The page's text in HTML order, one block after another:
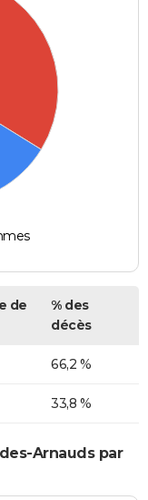
de
% des
décès
66,2 %
33,8 %
Arnauds par